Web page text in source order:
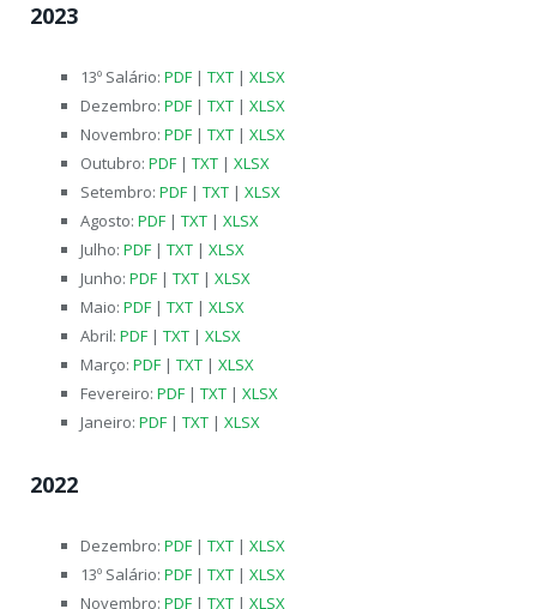
2023
13º Salário: PDF | TXT | XLSX
Dezembro: PDF | TXT | XLSX
Novembro: PDF | TXT | XLSX
Outubro: PDF | TXT | XLSX
Setembro: PDF | TXT | XLSX
Agosto: PDF | TXT | XLSX
Julho: PDF | TXT | XLSX
Junho: PDF | TXT | XLSX
Maio: PDF | TXT | XLSX
Abril: PDF | TXT | XLSX
Março: PDF | TXT | XLSX
Fevereiro: PDF | TXT | XLSX
Janeiro: PDF | TXT | XLSX
2022
Dezembro: PDF | TXT | XLSX
13º Salário: PDF | TXT | XLSX
Novembro: PDF | TXT | XLSX